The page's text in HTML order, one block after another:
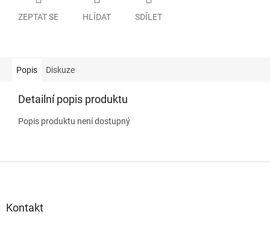
ZEPTAT SE HLÍDAT SDÍLET
Popis Diskuze
Detailní popis produktu
Popis produktu není dostupný
Kontakt